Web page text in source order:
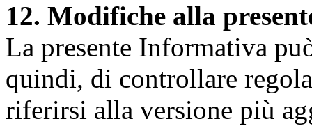
12. Modifiche alla
La presente Informativa
quindi, di controllare
riferirsi alla versione più